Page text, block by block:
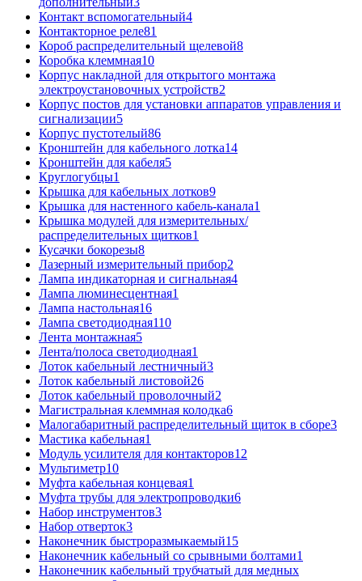
Контакт вспомогательный4
Контакторное реле81
Короб распределительный щелевой8
Коробка клеммная10
Корпус накладной для открытого монтажа
электроустановочных устройств2
Корпус постов для установки аппаратов управления и
сигнализации5
Корпус пустотелый86
Кронштейн для кабельного лотка14
Кронштейн для кабеля5
Круглогубцы1
Крышка для кабельных лотков9
Крышка для настенного кабель-канала1
Крышка модулей для измерительных/
распределительных щитков1
Кусачки бокорезы8
Лазерный измерительный прибор2
Лампа индикаторная и сигнальная4
Лампа люминесцентная1
Лампа настольная16
Лампа светодиодная110
Лента монтажная5
Лента/полоса светодиодная1
Лоток кабельный лестничный3
Лоток кабельный листовой26
Лоток кабельный проволочный2
Магистральная клеммная колодка6
Малогабаритный распределительный щиток в сборе3
Мастика кабельная1
Модуль усилителя для контакторов12
Мультиметр10
Муфта кабельная концевая1
Муфта трубы для электропроводки6
Набор инструментов3
Набор отверток3
Наконечник быстроразмыкаемый15
Наконечник кабельный со срывными болтами1
Наконечник кабельный трубчатый для медных